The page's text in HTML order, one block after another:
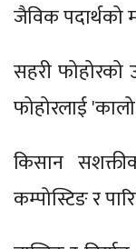
जैविक पदार्थको
सहरी
फोहोरलाई
किसान
कम्पोस्टिङ र